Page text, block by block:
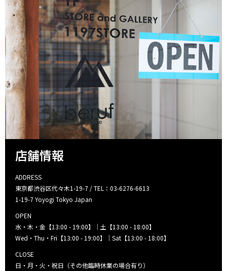
店舗情報
ADDRESS
東京都渋谷区代々木1-19-7 / TEL：03-6276-6613
1-19-7 Yoyogi Tokyo Japan
OPEN
水・木・金【13:00 - 19:00】｜土【13:00 - 18:00】
Wed・Thu・Fri【13:00 - 19:00】｜Sat【13:00 - 18:00】
CLOSE
日・月・火・祝日（その他臨時休業の場合有り）